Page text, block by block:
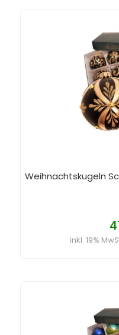
Weihnachtskugeln
inkl. 19%